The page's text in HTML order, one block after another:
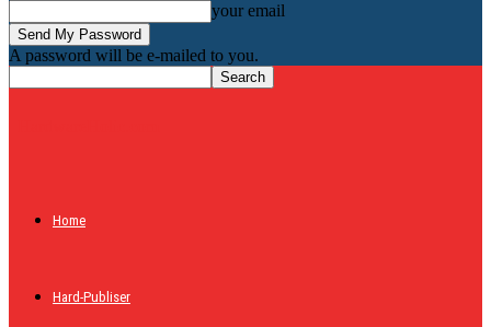
your email
A password will be e-mailed to you.
Home
Hard-Publiser